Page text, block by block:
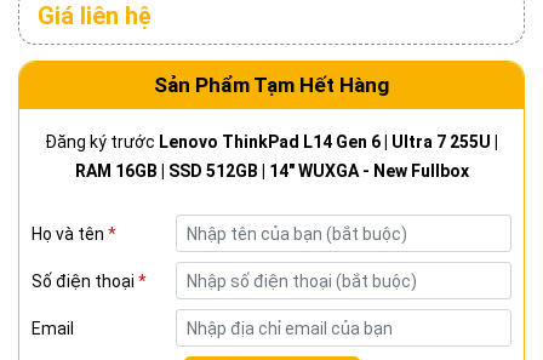
Giá liên hệ
Sản Phẩm Tạm Hết Hàng
Đăng ký trước Lenovo ThinkPad L14 Gen 6 | Ultra 7 255U |
RAM 16GB | SSD 512GB | 14" WUXGA - New Fullbox
Họ và tên *
Số điện thoại *
Email